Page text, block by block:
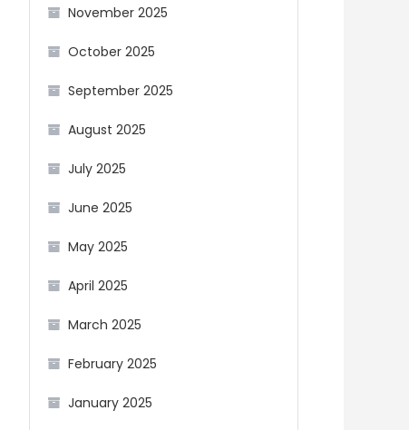
November 2025
October 2025
September 2025
August 2025
July 2025
June 2025
May 2025
April 2025
March 2025
February 2025
January 2025